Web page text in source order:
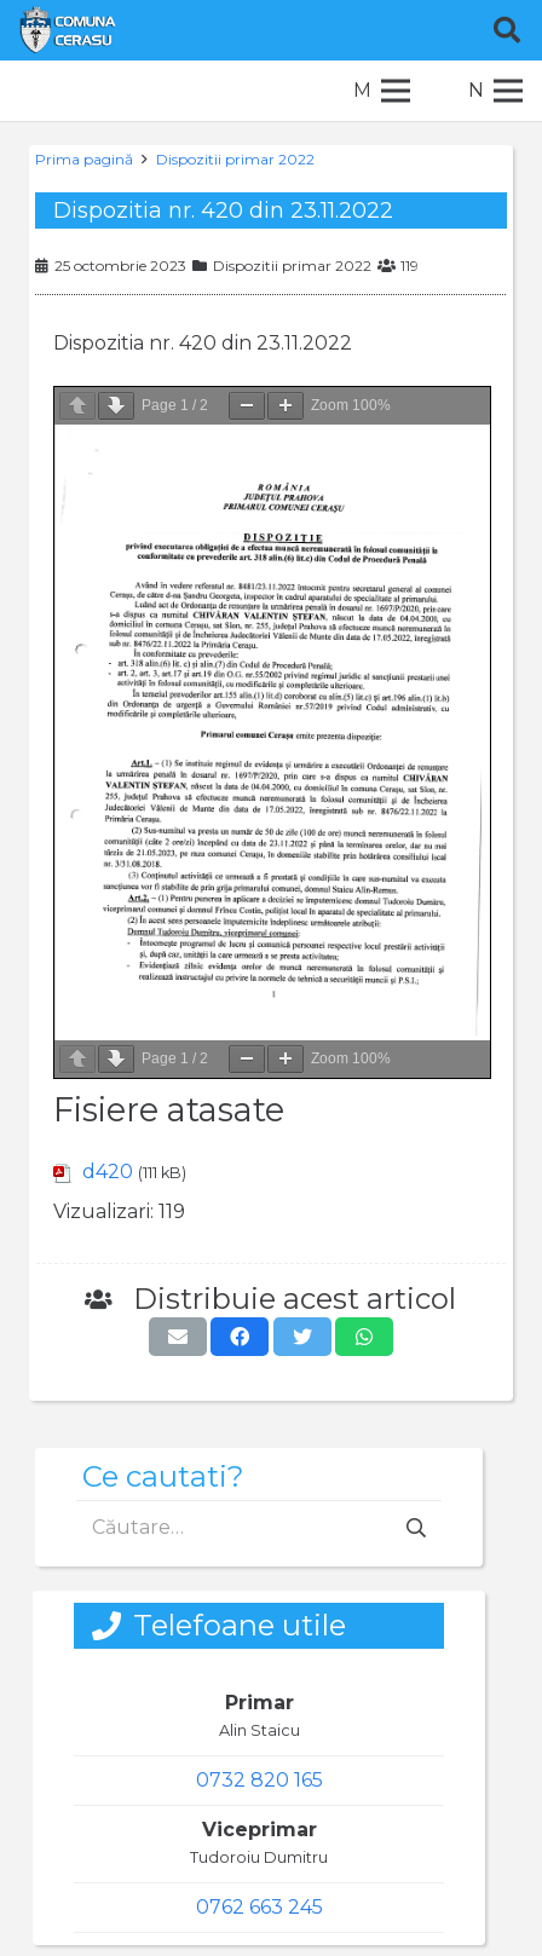
M N
Prima pagină Dispozitii primar 2022
Dispozitia nr. 420 din 23.11.2022
25 octombrie 2023 Dispozitii primar 2022 119
Dispozitia nr. 420 din 23.11.2022
Page 1 / 2 Zoom 100%
Page 1 / 2 Zoom 100%
Fisiere atasate
d420 (111 kB)
Vizualizari: 119
Distribuie acest articol
Ce cautati?
după:
Telefoane utile
Primar
Alin Staicu
0732 820 165
Viceprimar
Tudoroiu Dumitru
0762 663 245